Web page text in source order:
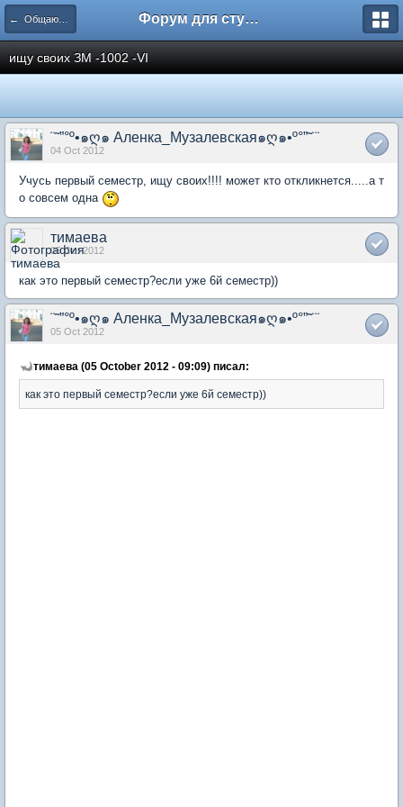
← Общаются менеджеры Форум для студента СГА
ищу своих ЗМ -1002 -VI
¨˜”°º•๑ღ๑ Аленка_Музалевская๑ღ๑•º°”˜¨˙
04 Oct 2012
Учусь первый семестр, ищу своих!!!! может кто откликнется.....а т
о совсем одна
тимаева
05 Oct 2012
как это первый семестр?если уже 6й семестр))
¨˜”°º•๑ღ๑ Аленка_Музалевская๑ღ๑•º°”˜¨˙
05 Oct 2012
тимаева (05 October 2012 - 09:09) писал:
как это первый семестр?если уже 6й семестр))